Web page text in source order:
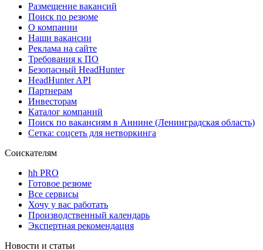
Размещение вакансий
Поиск по резюме
О компании
Наши вакансии
Реклама на сайте
Требования к ПО
Безопасный HeadHunter
HeadHunter API
Партнерам
Инвесторам
Каталог компаний
Поиск по вакансиям в Аннине (Ленинградская область)
Сетка: соцсеть для нетворкинга
Соискателям
hh PRO
Готовое резюме
Все сервисы
Хочу у вас работать
Производственный календарь
Экспертная рекомендация
Новости и статьи